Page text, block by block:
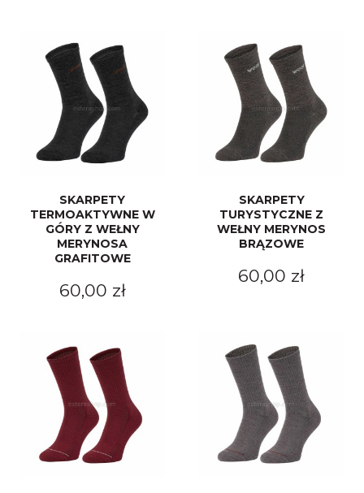
SKARPETY
TERMOAKTYWNE W
GÓRY Z WEŁNY
MERYNOSA
GRAFITOWE
60,00 zł
SKARPETY
TURYSTYCZNE Z
WEŁNY MERYNOS
BRĄZOWE
60,00 zł